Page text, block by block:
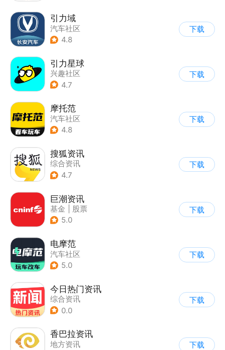
引力域
汽车社区
4.8
下载
引力星球
兴趣社区
4.7
下载
摩托范
汽车社区
4.8
下载
搜狐资讯
综合资讯
4.7
下载
巨潮资讯
基金
股票
5.0
下载
电摩范
汽车社区
5.0
下载
今日热门资讯
综合资讯
0.0
下载
香巴拉资讯
地方资讯
下载